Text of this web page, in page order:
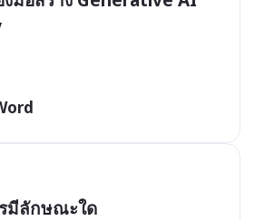
มีลักษณะใด